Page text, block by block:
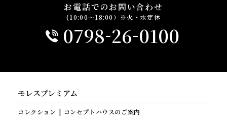
お電話でのお問い合わせ
(10:00～18:00）※火・水定休
0798-26-0100
モレスプレミアム
コレクション コンセプトハウスのご案内